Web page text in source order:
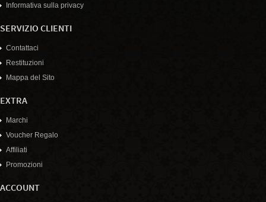
Informativa sulla privacy
SERVIZIO CLIENTI
Contattaci
Restituzioni
Mappa del Sito
EXTRA
Marchi
Voucher Regalo
Affiliati
Promozioni
ACCOUNT